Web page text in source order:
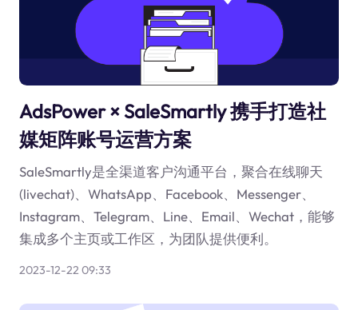
AdsPower × SaleSmartly 携手打造社
媒矩阵账号运营方案
SaleSmartly是全渠道客户沟通平台，聚合在线聊天
(livechat)、WhatsApp、Facebook、Messenger、
Instagram、Telegram、Line、Email、Wechat，能够
集成多个主页或工作区，为团队提供便利。
2023-12-22 09:33